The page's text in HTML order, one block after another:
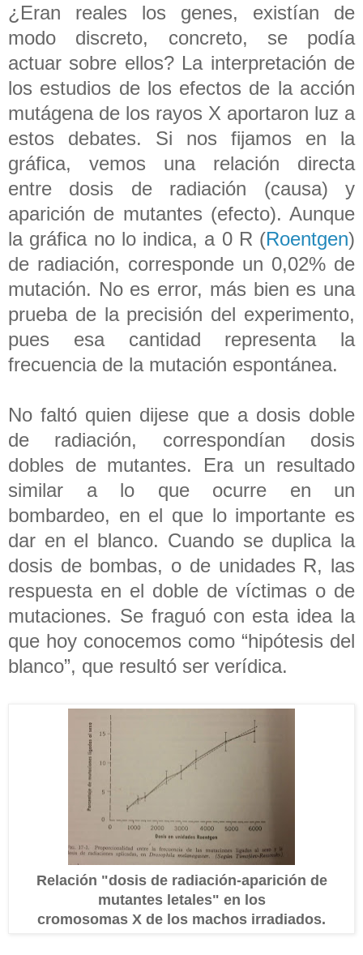
¿Eran reales los genes, existían de
modo discreto, concreto, se podía
actuar sobre ellos? La interpretación de
los estudios de los efectos de la acción
mutágena de los rayos X aportaron luz a
estos debates. Si nos fijamos en la
gráfica, vemos una relación directa
entre dosis de radiación (causa) y
aparición de mutantes (efecto). Aunque
la gráfica no lo indica, a 0 R (Roentgen)
de radiación, corresponde un 0,02% de
mutación. No es error, más bien es una
prueba de la precisión del experimento,
pues esa cantidad representa la
frecuencia de la mutación espontánea.
No faltó quien dijese que a dosis doble
de radiación, correspondían dosis
dobles de mutantes. Era un resultado
similar a lo que ocurre en un
bombardeo, en el que lo importante es
dar en el blanco. Cuando se duplica la
dosis de bombas, o de unidades R, las
respuesta en el doble de víctimas o de
mutaciones. Se fraguó con esta idea la
que hoy conocemos como “hipótesis del
blanco”, que resultó ser verídica.
Relación "dosis de radiación-aparición de
mutantes letales" en los
cromosomas X de los machos irradiados.